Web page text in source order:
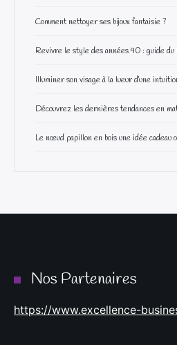
Comment nettoyer ses bijoux fantaisie ?
Revivre le style des années 90 : guide
Illuminer son visage à la lueur d’une
Découvrez les dernières tendances en
Le nœud papillon en bois une idée cadeau
Nos Partenaires
https://www.excellence-